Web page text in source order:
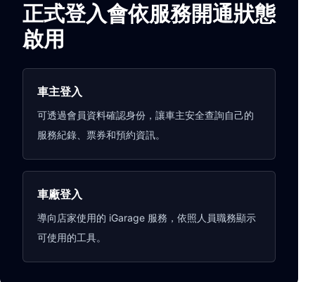
正式登入會依服務開通狀態
啟用
車主登入
可透過會員資料確認身份，讓車主安全查詢自己的
服務紀錄、票券和預約資訊。
車廠登入
導向店家使用的 iGarage 服務，依照人員職務顯示
可使用的工具。